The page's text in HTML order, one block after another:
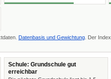
Datenbasis und Gewichtung . Der
Schule: Grundschule gut
erreichbar